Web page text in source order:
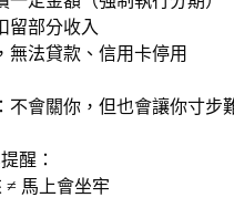
留部分收入
無法貸款、信用卡停用
不會關你，但也會讓你寸步
醒：
≠ 馬上會坐牢